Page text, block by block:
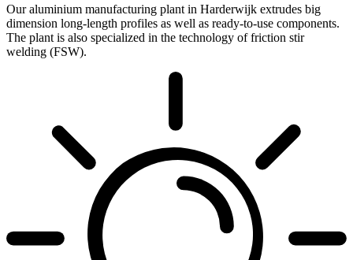
Our aluminium manufacturing plant in Harderwijk extrudes big
dimension long-length profiles as well as ready-to-use components.
The plant is also specialized in the technology of friction stir
welding (FSW).